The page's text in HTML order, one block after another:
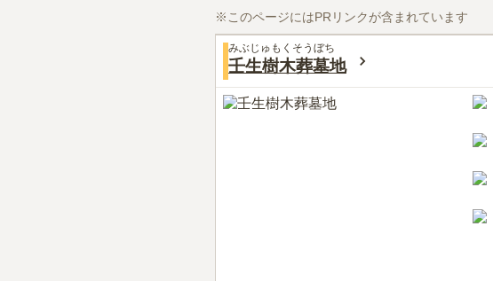
※このページにはPRリンクが含まれています
みぶじゅもくそうぼち
壬生樹木葬墓地